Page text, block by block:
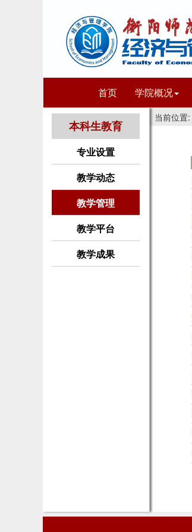
首页 学院概况
本科生教育
专业设置
教学动态
教学管理
教学平台
教学成果
当前位置: